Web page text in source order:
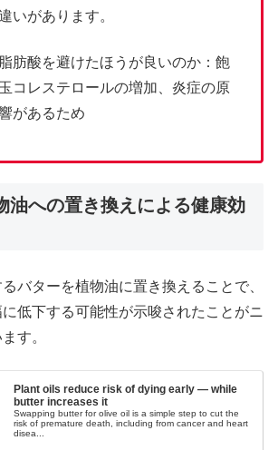
いがあります。
肪酸を避けたほうが良いのか：飽
コレステロールの増加、炎症の原
があるため
油への置き換えによる健康効
バターを植物油に置き換えることで、
低下する可能性が示唆されたことがニ
す。
Plant oils reduce risk of dying early — while
butter increases it
Swapping butter for olive oil is a simple step to cut the
risk of premature death, including from cancer and heart
disea...